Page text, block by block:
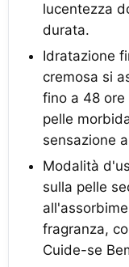
lucentezza
durata.
Idratazione
cremosa si
fino a 48
pelle
sensazione
Modalità
sulla pelle
fragranza,
Cuide-se